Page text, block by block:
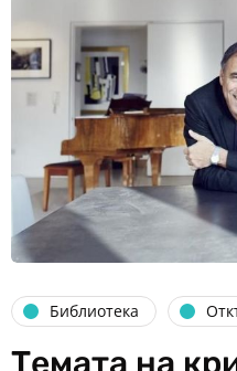
Библиотека
Темата на